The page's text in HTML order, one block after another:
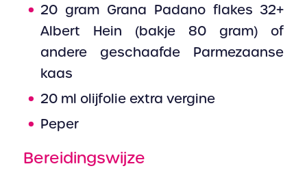
20 gram Grana Padano flakes 32+
Albert Hein (bakje 80 gram) of
andere geschaafde Parmezaanse
kaas
20 ml olijfolie extra vergine
Peper
Bereidingswijze